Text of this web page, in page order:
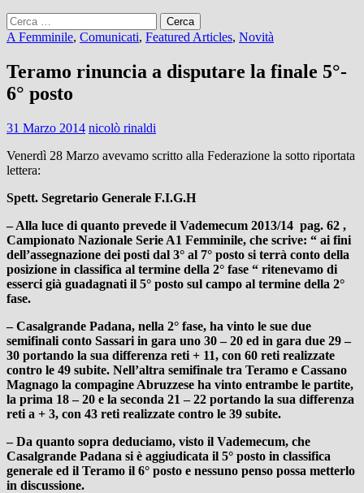
Ricerca
per:
A Femminile, Comunicati, Featured Articles, Novità
Teramo rinuncia a disputare la finale 5°-
6° posto
31 Marzo 2014 nicolò rinaldi
Venerdì 28 Marzo avevamo scritto alla Federazione la sotto riportata
lettera:
Spett. Segretario Generale F.I.G.H
– Alla luce di quanto prevede il Vademecum 2013/14 pag. 62 ,
Campionato Nazionale Serie A1 Femminile, che scrive: “ ai fini
dell’assegnazione dei posti dal 3° al 7° posto si terrà conto della
posizione in classifica al termine della 2° fase “ ritenevamo di
esserci già guadagnati il 5° posto sul campo al termine della 2°
fase.
–Casalgrande Padana, nella 2° fase, ha vinto le sue due
semifinali conto Sassari in gara uno 30 – 20 ed in gara due 29 –
30 portando la sua differenza reti + 11, con 60 reti realizzate
contro le 49 subite. Nell’altra semifinale tra Teramo e Cassano
Magnago la compagine Abruzzese ha vinto entrambe le partite,
la prima 18 – 20 e la seconda 21 – 22 portando la sua differenza
reti a + 3, con 43 reti realizzate contro le 39 subite.
–Da quanto sopra deduciamo, visto il Vademecum, che
Casalgrande Padana si è aggiudicata il 5° posto in classifica
generale ed il Teramo il 6° posto e nessuno penso possa metterlo
in discussione.